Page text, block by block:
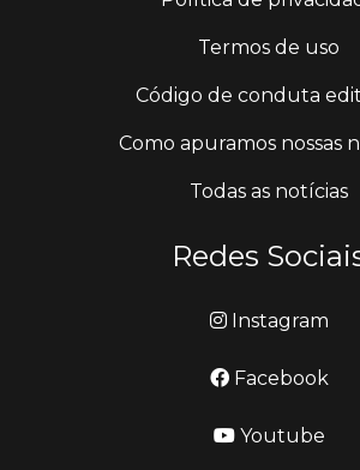
Termos de uso
Código de conduta
Como apuramos nossas
Todas as notícias
Redes
Instagram
Facebook
Youtube